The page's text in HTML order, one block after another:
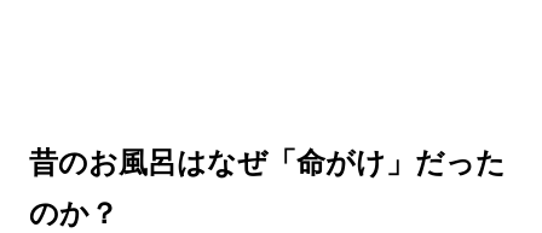
昔のお風呂はなぜ「命がけ」だった
のか？